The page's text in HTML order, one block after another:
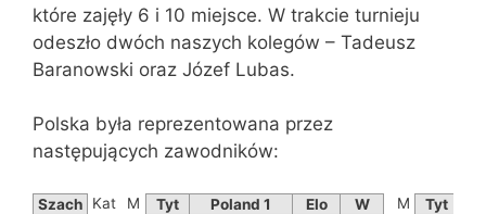
które zajęły 6 i 10 miejsce. W trakcie turnieju
odeszło dwóch naszych kolegów – Tadeusz
Baranowski oraz Józef Lubas.
Polska była reprezentowana przez
następujących zawodników:
Szach Kat M Tyt Poland 1 Elo W M
Tyt